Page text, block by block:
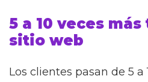
5 a 10 veces
sitio web
Los clientes pasan de 5 a